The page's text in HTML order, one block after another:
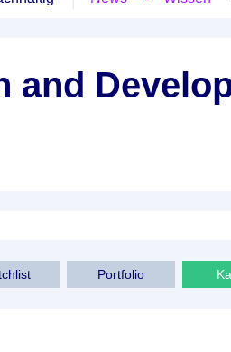
and
Portfolio